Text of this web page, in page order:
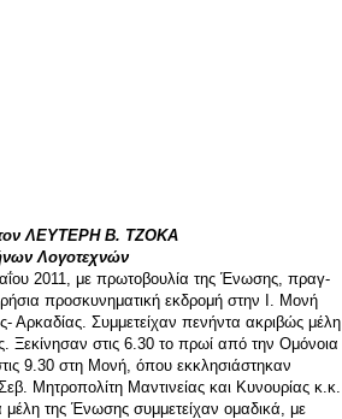
ΛEYTEPH B. TZOKA
Λογοτεχνών
2011, με πρωτο­βουλία της Ένωσης, πραγ­
προσκυνηματική εκδρομή στην I. Μονή
Αρκαδίας. Συμμετείχαν πενήντα ακριβώς μέλη
Ξεκίνησαν στις 6.30 το πρωί από την Ομόνοια
9.30 στη Μονή, όπου εκκλησιάστηκαν
Μητροπολίτη Μαντινείας και Κυνουρίας κ.κ.
της Ένωσης συμμετείχαν ομαδικά, με